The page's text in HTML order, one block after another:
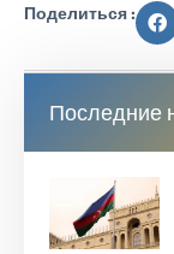
Поделиться :
Последние